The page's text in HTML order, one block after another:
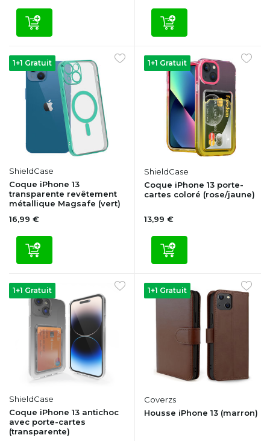
1+1 Gratuit
ShieldCase
Coque iPhone 13
transparente revêtement
métallique Magsafe (vert)
16,99 €
1+1 Gratuit
ShieldCase
Coque iPhone 13 porte-
cartes coloré (rose/jaune)
13,99 €
1+1 Gratuit
ShieldCase
Coque iPhone 13 antichoc
avec porte-cartes
(transparente)
1+1 Gratuit
Coverzs
Housse iPhone 13 (marron)